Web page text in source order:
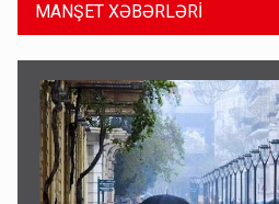
MANŞET XƏBƏRLƏRİ